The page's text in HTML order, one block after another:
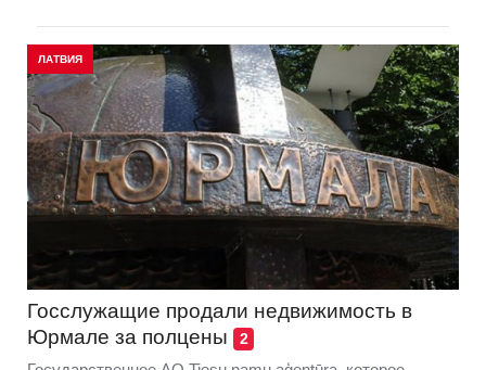
ЛАТВИЯ
Госслужащие продали недвижимость в
Юрмале за полцены
2